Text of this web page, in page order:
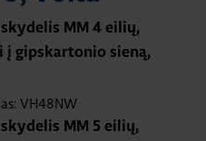
skydelis MM 4 eilių,
į gipskartonio sieną,
VH48NW
skydelis MM 5 eilių,